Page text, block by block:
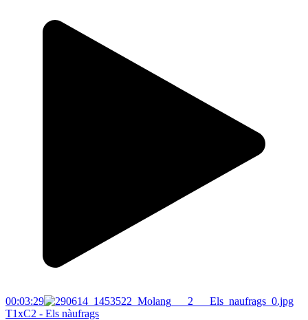
00:03:29
T1xC2 - Els nàufrags